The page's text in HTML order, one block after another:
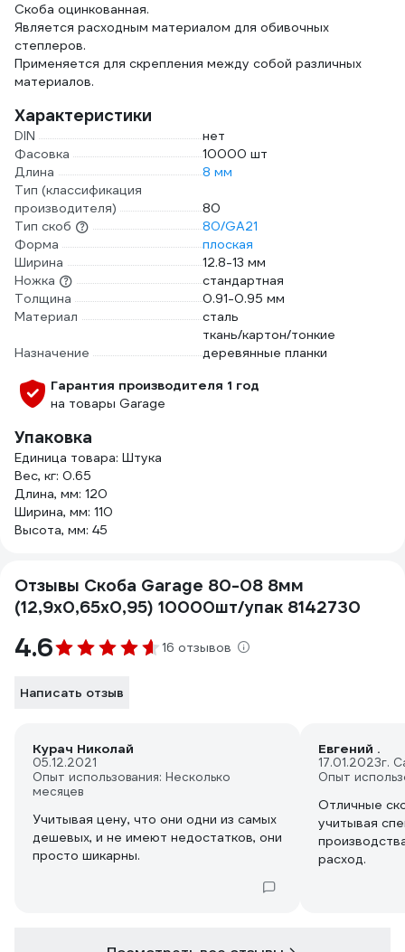
Скоба оцинкованная.
Является расходным материалом для обивочных
степлеров.
Применяется для скрепления между собой различных
материалов.
Характеристики
DIN
нет
Фасовка
10000 шт
Длина
8 мм
Тип (классификация
производителя)
80
Тип скоб
80/GA21
Форма
плоская
Ширина
12.8-13 мм
Ножка
стандартная
Толщина
0.91-0.95 мм
Материал
сталь
Назначение
ткань/картон/тонкие
деревянные планки
Гарантия производителя 1 год
на товары Garage
Упаковка
Единица товара: Штука
Вес, кг: 0.65
Длина, мм: 120
Ширина, мм: 110
Высота, мм: 45
Отзывы Скоба Garage 80-08 8мм
(12,9х0,65х0,95) 10000шт/упак 8142730
4.6 16 отзывов
Написать отзыв
Курач Николай
05.12.2021
Опыт использования: Несколько
месяцев
Учитывая цену, что они одни из самых
дешевых, и не имеют недостатков, они
просто шикарны.
Евгений .
17.01.2023г.
Опыт
Отличные
учитывая
расход.